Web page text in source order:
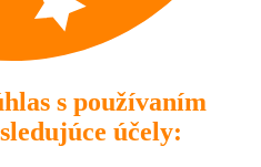
s používaním
účely: